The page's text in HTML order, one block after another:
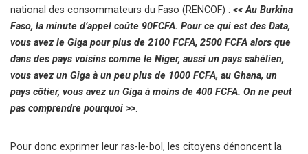
national des consommateurs du Faso (RENCOF) : << Au Burkina
Faso, la minute d’appel coûte 90FCFA. Pour ce qui est des Data,
vous avez le Giga pour plus de 2100 FCFA, 2500 FCFA alors que
dans des pays voisins comme le Niger, aussi un pays sahélien,
vous avez un Giga à un peu plus de 1000 FCFA, au Ghana, un
pays côtier, vous avez un Giga à moins de 400 FCFA. On ne peut
pas comprendre pourquoi >>.
Pour donc exprimer leur ras-le-bol, les citoyens dénoncent la